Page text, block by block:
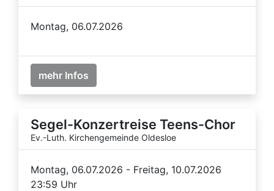
Montag, 06.07.2026
mehr Infos
Segel-Konzertreise Teens-Chor
Ev.-Luth. Kirchengemeinde Oldesloe
Montag, 06.07.2026 - Freitag, 10.07.2026
23:59 Uhr